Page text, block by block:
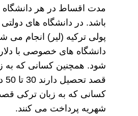
مدت اقساط در هر
باشد. در دانشگاه های
پولی ترکیه (لیر) انجام می
دانشگاه های خصوصی با
شود. همچنین کسانی که به
کسانی که به زبان ترکی
شهریه پرداخت می کنند.